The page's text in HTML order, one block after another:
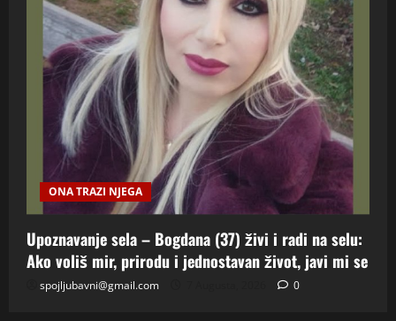
ONA TRAZI NJEGA
Upoznavanje sela – Bogdana (37) živi i radi na selu:
Ako voliš mir, prirodu i jednostavan život, javi mi se
spojljubavni@gmail.com 0